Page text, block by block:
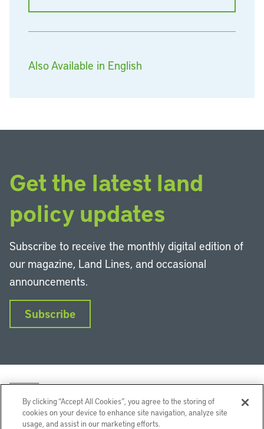
Also Available in English
Get the latest land
policy updates
Subscribe to receive the monthly digital edition of
our magazine, Land Lines, and occasional
announcements.
Subscribe
By clicking “Accept All Cookies”, you agree to the storing of
cookies on your device to enhance site navigation, analyze site
usage, and assist in our marketing efforts.